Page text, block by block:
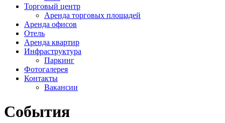
Торговый центр
Аренда торговых площадей
Аренда офисов
Отель
Аренда квартир
Инфраструктура
Паркинг
Фотогалерея
Контакты
Вакансии
События